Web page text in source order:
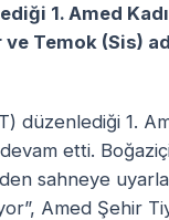
1. Amed
Temok (Sis)
düzenlediği 1.
etti.
sahneye
Amed Şehir